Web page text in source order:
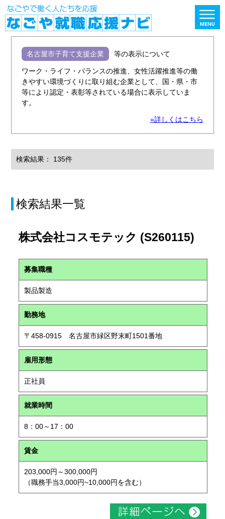
名古屋市子育て支援企業 等の表示について
ワーク・ライフ・バランスの推進、女性活躍推進等の働
きやすい環境づくりに取り組む企業として、国・県・市
等により認定・表彰等されている場合に表示していま
す。
»詳しくはこちら
検索結果： 135件
検索結果一覧
株式会社コスモテック (S260115)
募集職種
製品製造
勤務地
〒458-0915 名古屋市緑区野末町1501番地
雇用形態
正社員
就業時間
8：00～17：00
賃金
203,000円～300,000円
（職務手当3,000円~10,000円を含む）